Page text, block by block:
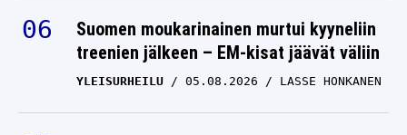
Suomen moukarinainen murtui kyyneliin
treenien jälkeen – EM-kisat jäävät väliin
YLEISURHEILU 05.08.2026 LASSE HONKANEN